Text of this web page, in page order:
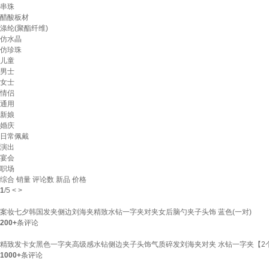
串珠
醋酸板材
涤纶(聚酯纤维)
仿水晶
仿珍珠
儿童
男士
女士
情侣
通用
新娘
婚庆
日常佩戴
演出
宴会
职场
综合 销量 评论数 新品 价格
1/5 < >
案妆七夕韩国发夹侧边刘海夹精致水钻一字夹对夹女后脑勺夹子头饰 蓝色(一对)
200+条评论
精致发卡女黑色一字夹高级感水钻侧边夹子头饰气质碎发刘海夹对夹 水钻一字夹【2
1000+条评论